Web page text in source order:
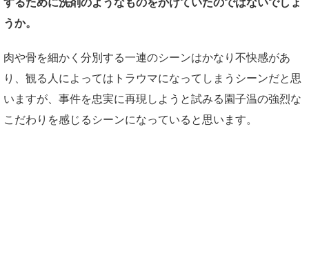
するために洗剤のようなものをかけていたのではないでしょ
うか。
肉や骨を細かく分別する一連のシーンはかなり不快感があ
り、観る人によってはトラウマになってしまうシーンだと思
いますが、事件を忠実に再現しようと試みる園子温の強烈な
こだわりを感じるシーンになっていると思います。